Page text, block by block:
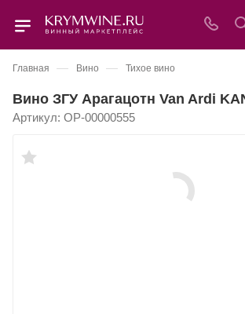
Главная — Вино — Тихое вино
Вино ЗГУ Арагацотн Van Ardi
Артикул: OP-00000555